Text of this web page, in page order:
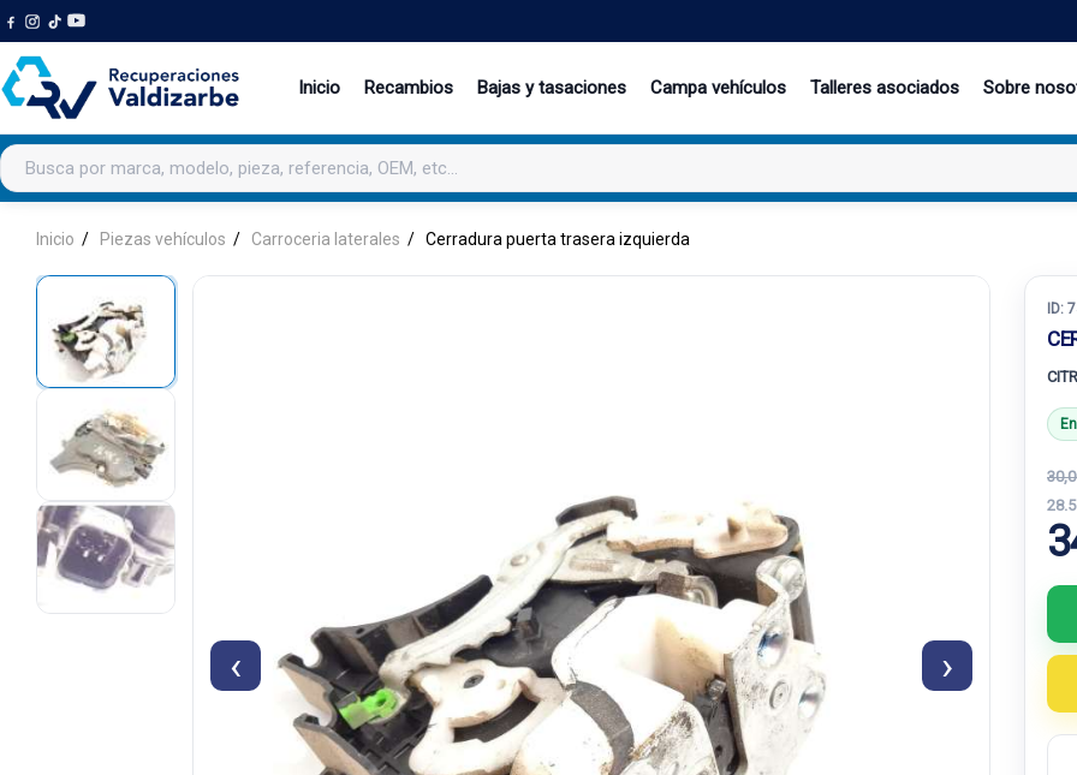
Inicio Recambios Bajas y tasaciones Campa vehículos Talleres asociados Sobre
Buscar productos
Inicio Piezas vehículos Carroceria laterales Cerradura puerta trasera izquierda
‹ ›
ID: